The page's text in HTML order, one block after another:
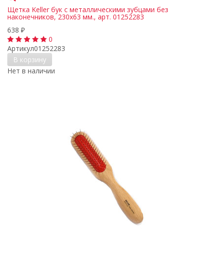
Щетка Keller бук с металлическими зубцами без
наконечников, 230х63 мм., арт. 01252283
638 ₽
0
Артикул01252283
В корзину
Нет в наличии